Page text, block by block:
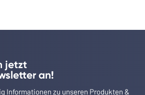
jetzt
an!
Informationen zu unseren Produkten &